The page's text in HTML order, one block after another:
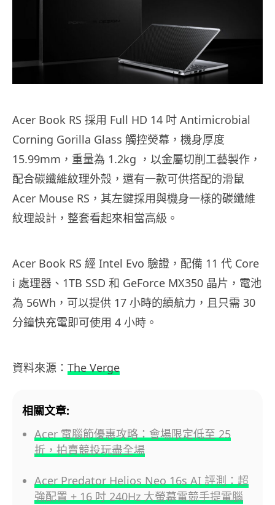
Acer Book RS 採用 Full HD 14 吋 Antimicrobial
Corning Gorilla Glass 觸控熒幕，機身厚度
15.99mm，重量為 1.2kg ，以金屬切削工藝製作，
配合碳纖維紋理外殼，還有一款可供搭配的滑鼠
Acer Mouse RS，其左鍵採用與機身一樣的碳纖維
紋理設計，整套看起來相當高級。
Acer Book RS 經 Intel Evo 驗證，配備 11 代 Core
i 處理器、1TB SSD 和 GeForce MX350 晶片，電池
為 56Wh，可以提供 17 小時的續航力，且只需 30
分鐘快充電即可使用 4 小時。
資料來源： The Verge
相關文章:
Acer 電腦節優惠攻略：會場限定低至 25
折，拍賣競投玩盡全場
Acer Predator Helios Neo 16s AI 評測：超
強配置 + 16 吋 240Hz 大螢幕電競手提電腦